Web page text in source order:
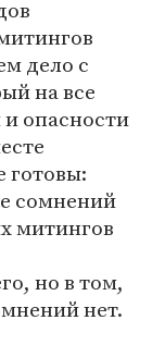
дело с
на все
и опасности
готовы:
сомнений
митингов
но в том,
нет.